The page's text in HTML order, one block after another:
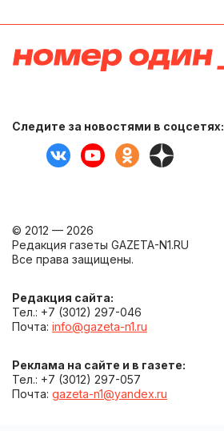
Следите за новостями в соцсетях:
© 2012 — 2026
Редакция газеты GAZETA-N1.RU
Все права защищены.
Редакция сайта:
Тел.: +7 (3012) 297-046
Почта: info@gazeta-n1.ru
Реклама на сайте и в газете:
Тел.: +7 (3012) 297-057
Почта: gazeta-n1@yandex.ru